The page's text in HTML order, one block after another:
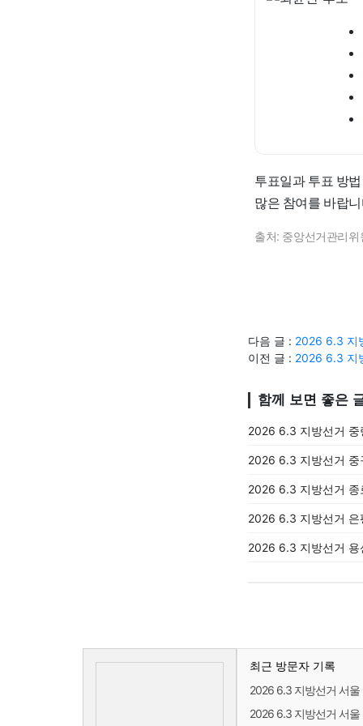
투표일과 투표 방
많은 참여를 바랍
출처: 중앙선거관리
다음 글 : 2026 6.3 지
이전 글 : 2026 6.3 지
함께 보면 좋은
2026 6.3 지방선거 중
2026 6.3 지방선거 중
2026 6.3 지방선거 종
2026 6.3 지방선거 은
2026 6.3 지방선거 용
최근 방문자 기록
2026 6.3 지방선거 서울
2026 6.3 지방선거 서울